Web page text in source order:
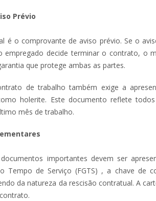
Prévio
é o comprovante de aviso prévio. Se o
empregado decide terminar o contrato, o
que protege ambas as partes.
de trabalho também exige a
holerite. Este documento reflete
mês de trabalho.
importantes devem ser
Tempo de Serviço (FGTS) , a chave de
da natureza da rescisão contratual. A